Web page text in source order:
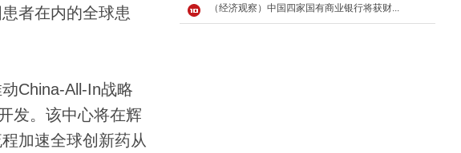
者在内的全球患
China-All-In战略
发。该中心将在辉
加速全球创新药从
（经济观察）中国四家国有商业银行将获财...